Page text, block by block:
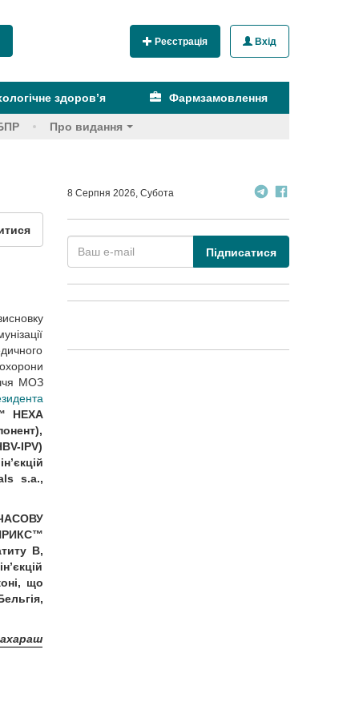
Реєстрація Вхід
здоров’я Фармзамовлення
Про видання
МОЗ
НЕХА
IPV)
s.a.,
В,
що
8 Серпня 2026, Субота
Підписатися